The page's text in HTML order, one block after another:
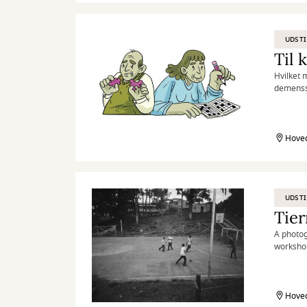
som
Til
Hvilket
A